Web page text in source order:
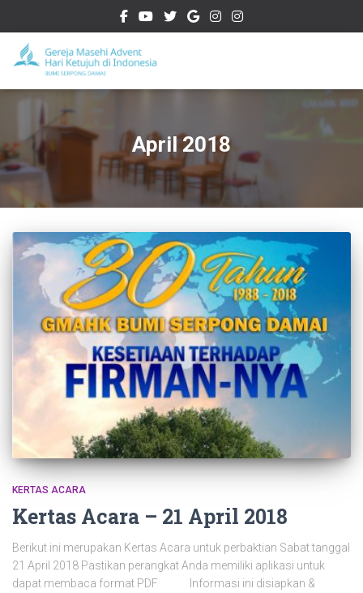
April 2018
KERTAS ACARA
Kertas Acara – 21 April 2018
Berikut ini merupakan Kertas Acara untuk perbaktian Sabat tanggal
21 April 2018 Pastikan perangkat Anda memiliki aplikasi untuk
dapat membaca format PDF Informasi ini disiapkan &